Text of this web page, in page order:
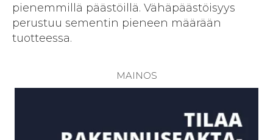
pienemmillä päästöillä. Vähäpäästöisyys
perustuu sementin pieneen määrään
tuotteessa.